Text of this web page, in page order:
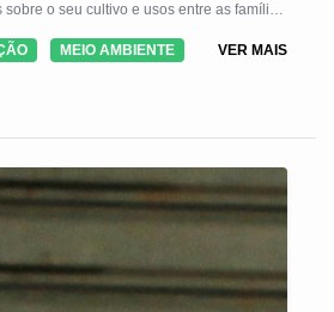
o seu cultivo e usos entre as famílias
MEIO AMBIENTE VER MAIS